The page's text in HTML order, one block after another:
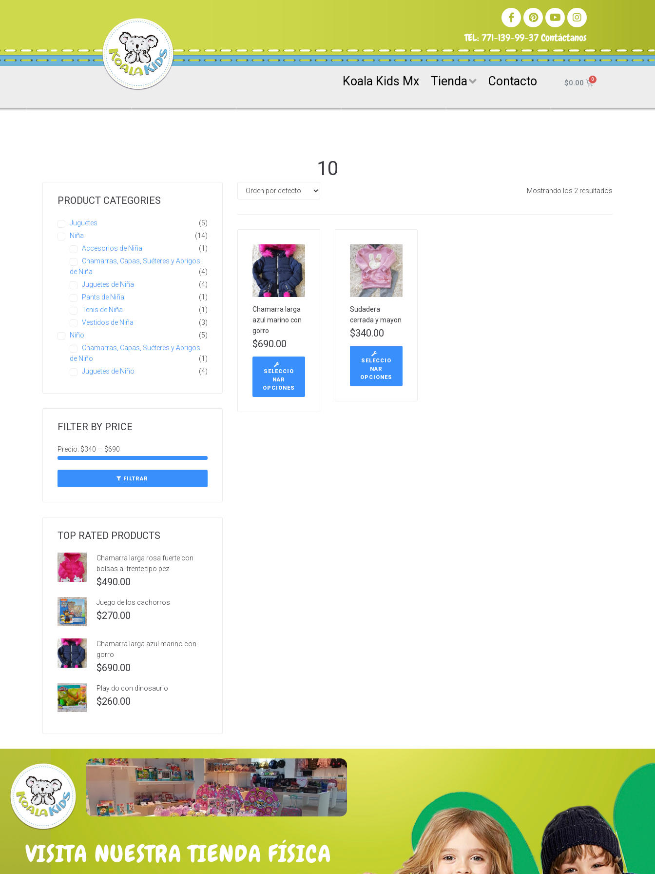
TEL:771-139-99-37Contáctanos
Koala Kids Mx Tienda Contacto $0.00
10
Mostrando los 2 resultados
Chamarra larga
azul marino con
gorro
$690.00
SELECCIO
NAR
OPCIONES
Sudadera
cerrada y mayon
$340.00
SELECCIO
NAR
OPCIONES
PRODUCT CATEGORIES
Juguetes
(5)
Niña
(14)
Accesorios de Niña
(1)
Chamarras, Capas, Suéteres y Abrigos
de Niña
(4)
Juguetes de Niña
(4)
Pants de Niña
(1)
Tenis de Niña
(1)
Vestidos de Niña
(3)
Niño
(5)
Chamarras, Capas, Suéteres y Abrigos
de Niño
(1)
Juguetes de Niño
(4)
FILTER BY PRICE
FILTRAR
Precio: $340 — $690
TOP RATED PRODUCTS
Chamarra larga rosa fuerte con
bolsas al frente tipo pez
$490.00
Juego de los cachorros
$270.00
Chamarra larga azul marino con
gorro
$690.00
Play do con dinosaurio
$260.00
VISITA NUESTRA TIENDA FÍSICA